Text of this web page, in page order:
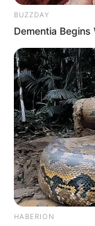
Farita Mano
BUZZDAY
Dementia Begins
HABERION